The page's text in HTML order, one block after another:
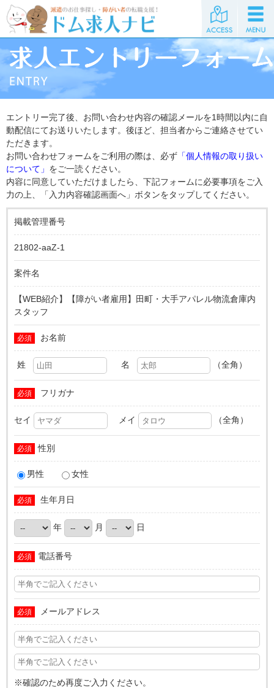
エントリー完了後、お問い合わせ内容の確認メールを1時間以内に自
動配信にてお送りいたします。後ほど、担当者からご連絡させてい
ただきます。
お問い合わせフォームをご利用の際は、必ず 「個人情報の取り扱い
について」 をご一読ください。
内容に同意していただけましたら、下記フォームに必要事項をご入
力の上、「入力内容確認画面へ」ボタンをタップしてください。
掲載管理番号
21802-aaZ-1
案件名
【WEB紹介】【障がい者雇用】田町・大手アパレル物流倉庫内
スタッフ
必須 お名前
姓 名 （全角）
必須 フリガナ
セイ メイ （全角）
必須 性別
男性 女性
必須 生年月日
年 月 日
必須 電話番号
必須 メールアドレス
※確認のため再度ご入力ください。